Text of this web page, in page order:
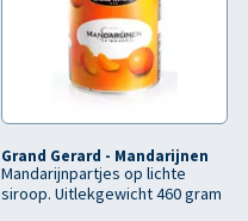
Grand Gerard - Mandarijnen
Mandarijnpartjes op lichte
siroop. Uitlekgewicht 460 gram